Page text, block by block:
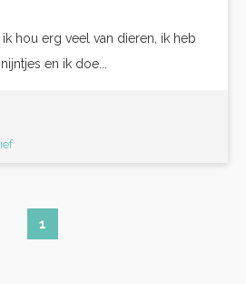
ik hou erg veel van dieren, ik heb
en ik doe...
1